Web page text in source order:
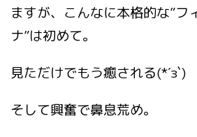
ますが、こんなに本格的な”フ
ナ”は初めて。
見ただけでもう癒される(*´з`)
そして興奮で鼻息荒め。